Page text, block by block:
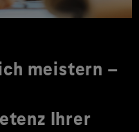
meistern –
Ihrer